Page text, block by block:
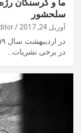
ما و گرسنگان
سلحشور
آوریل 24, 2017
در برخی نشریات…